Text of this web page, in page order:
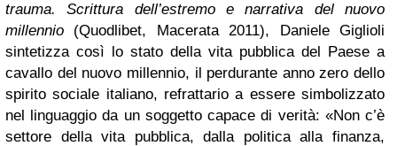
trauma. Scrittura dell’estremo e narrativa del nuovo
millennio (Quodlibet, Macerata 2011), Daniele Giglioli
sintetizza così lo stato della vita pubblica del Paese a
cavallo del nuovo millennio, il perdurante anno zero dello
spirito sociale italiano, refrattario a essere simbolizzato
nel linguaggio da un soggetto capace di verità: «Non c’è
settore della vita pubblica, dalla politica alla finanza,